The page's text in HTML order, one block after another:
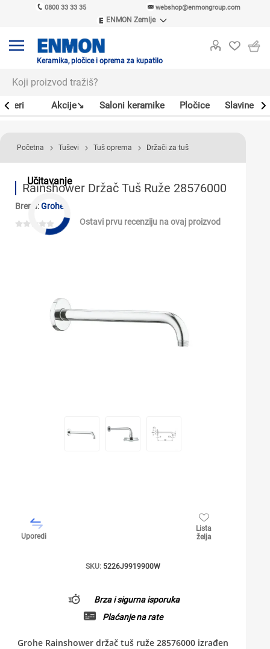
0800 33 33 35 webshop@enmongroup.com
ENMON Zemlje
ENMON MKD
Keramika, pločice i oprema za kupatilo
Akcije↘ Saloni keramike Pločice Slavine
Učitavanje
Početna Tuševi Tuš oprema Držači za tuš
Rainshower Držač Tuš Ruže 28576000
Brend:Grohe
Ostavi prvu recenziju na ovaj proizvod
Uporedi
Lista
želja
SKU: 5226J9919900W
Brza i sigurna isporuka
Plaćanje na rate
Grohe Rainshower držač tuš ruže 28576000 izrađen